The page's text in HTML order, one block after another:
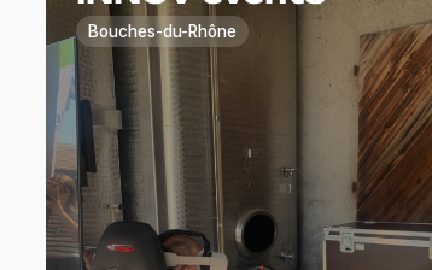
Bouches-du-Rhône